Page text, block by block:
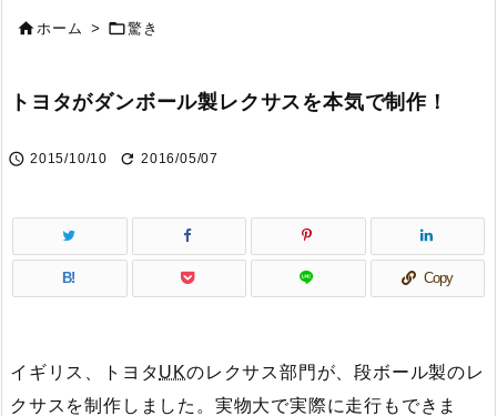
ホーム > 驚き
トヨタがダンボール製レクサスを本気で制作！
 2015/10/10  2016/05/07
B! Copy
イギリス、トヨタUKのレクサス部門が、段ボール製のレ
クサスを制作しました。実物大で実際に走行もできま